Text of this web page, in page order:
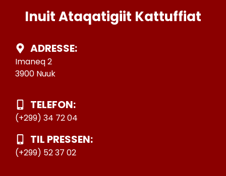
Inuit Ataqatigiit Kattuffiat
ADRESSE:
Imaneq 2
3900 Nuuk
TELEFON:
(+299) 34 72 04
TIL PRESSEN:
(+299) 52 37 02